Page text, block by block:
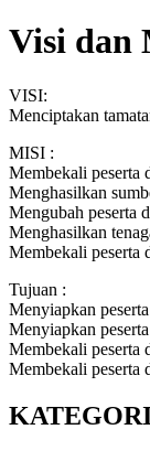
Visi dan
VISI:
Menciptakan
MISI :
Membekali peserta
Menghasilkan
Mengubah peserta
Menghasilkan
Membekali peserta
Tujuan :
Menyiapkan
Menyiapkan
Membekali peserta
Membekali peserta